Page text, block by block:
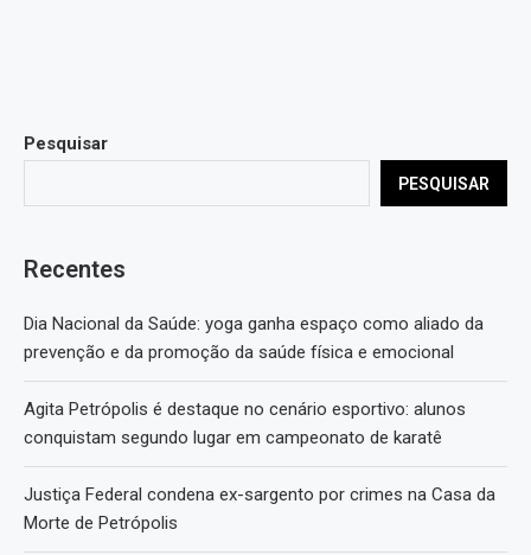
Pesquisar
PESQUISAR
Recentes
Dia Nacional da Saúde: yoga ganha espaço como aliado da
prevenção e da promoção da saúde física e emocional
Agita Petrópolis é destaque no cenário esportivo: alunos
conquistam segundo lugar em campeonato de karatê
Justiça Federal condena ex-sargento por crimes na Casa da
Morte de Petrópolis